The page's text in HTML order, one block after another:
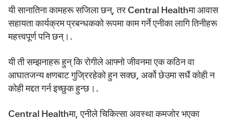
यी सानातिना कामहरू सजिला छन्, तर Central Healthमा आवास
सहायता कार्यक्रम प्रबन्धकको रूपमा काम गर्ने एनीका लागि तिनीहरू
महत्त्वपूर्ण पनि छन्।.
यी ती सम्झनाहरू हुन् कि रोगीले आफ्नो जीवनमा एक कठिन वा
आघातजन्य क्षणबाट गुज्रिरहेको हुन सक्छ, अर्को छेउमा सधैं कोही न
कोही मद्दत गर्न इच्छुक हुन्छ।.
Central Healthमा, एनीले चिकित्सा अवस्था कमजोर भएका